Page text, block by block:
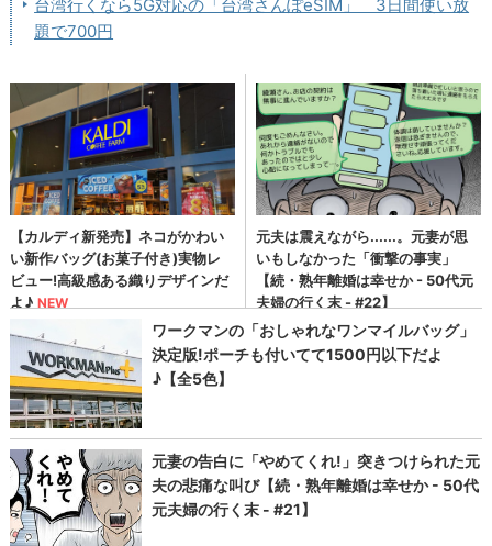
台湾行くなら5G対応の「台湾さんぽeSIM」 3日間使い放
題で700円